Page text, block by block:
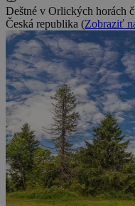
Deštné v Orlických horách
Česká republika (Zobraziť